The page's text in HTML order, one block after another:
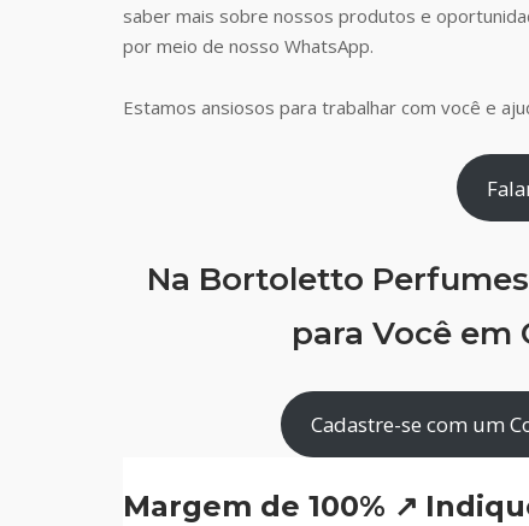
saber mais sobre nossos produtos e
por meio de nosso WhatsApp.
Estamos ansiosos para trabalhar com você e
Na Bortoletto
para Você em
Cadastre-se com um
Margem de 100% ↗